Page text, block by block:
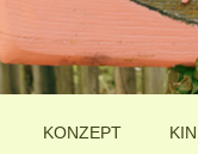
KONZEPT